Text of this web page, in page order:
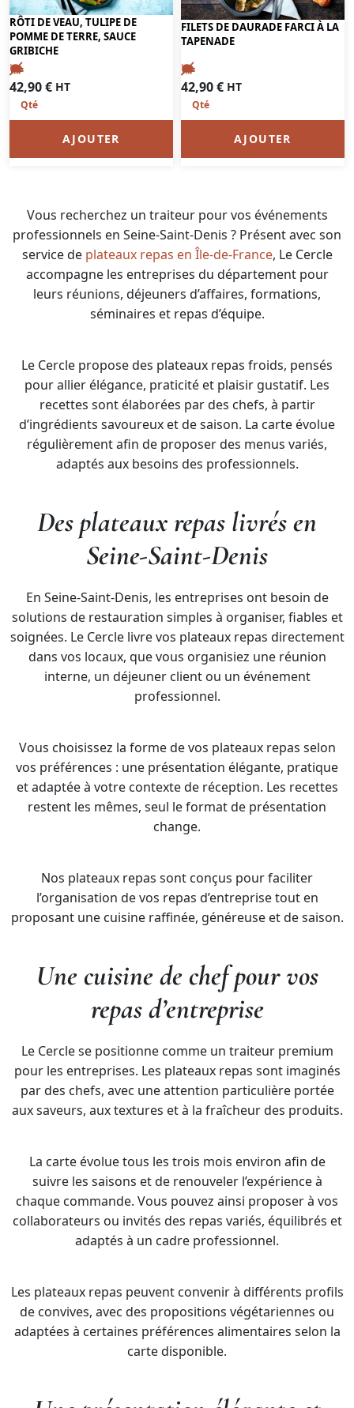
RÔTI DE VEAU, TULIPE DE
POMME DE TERRE, SAUCE
GRIBICHE
42,90€ HT
AJOUTER
FILETS DE DAURADE FARCI À LA
TAPENADE
42,90€ HT
AJOUTER
Vous recherchez un traiteur pour vos événements
professionnels en Seine-Saint-Denis ? Présent avec son
service de plateaux repas en Île-de-France, Le Cercle
accompagne les entreprises du département pour
leurs réunions, déjeuners d’affaires, formations,
séminaires et repas d’équipe.
Le Cercle propose des plateaux repas froids, pensés
pour allier élégance, praticité et plaisir gustatif. Les
recettes sont élaborées par des chefs, à partir
d’ingrédients savoureux et de saison. La carte évolue
régulièrement afin de proposer des menus variés,
adaptés aux besoins des professionnels.
Des plateaux repas livrés en
Seine-Saint-Denis
En Seine-Saint-Denis, les entreprises ont besoin de
solutions de restauration simples à organiser, fiables et
soignées. Le Cercle livre vos plateaux repas directement
dans vos locaux, que vous organisiez une réunion
interne, un déjeuner client ou un événement
professionnel.
Vous choisissez la forme de vos plateaux repas selon
vos préférences : une présentation élégante, pratique
et adaptée à votre contexte de réception. Les recettes
restent les mêmes, seul le format de présentation
change.
Nos plateaux repas sont conçus pour faciliter
l’organisation de vos repas d’entreprise tout en
proposant une cuisine raffinée, généreuse et de saison.
Une cuisine de chef pour vos
repas d’entreprise
Le Cercle se positionne comme un traiteur premium
pour les entreprises. Les plateaux repas sont imaginés
par des chefs, avec une attention particulière portée
aux saveurs, aux textures et à la fraîcheur des produits.
La carte évolue tous les trois mois environ afin de
suivre les saisons et de renouveler l’expérience à
chaque commande. Vous pouvez ainsi proposer à vos
collaborateurs ou invités des repas variés, équilibrés et
adaptés à un cadre professionnel.
Les plateaux repas peuvent convenir à différents profils
de convives, avec des propositions végétariennes ou
adaptées à certaines préférences alimentaires selon la
carte disponible.